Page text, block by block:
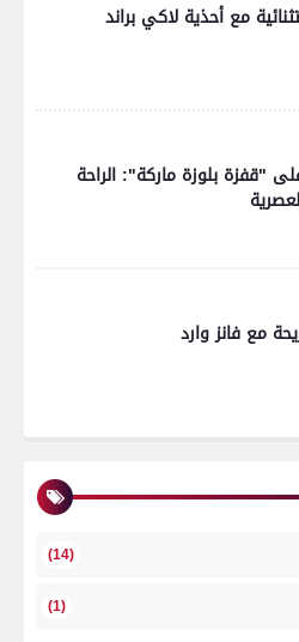
مع أحذية لاكي براند
على "قفزة بلوزة ماركة": الراحة
مع فانز وارد
(14)
(1)